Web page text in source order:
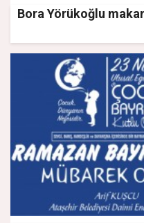
Bora Yörükoğlu